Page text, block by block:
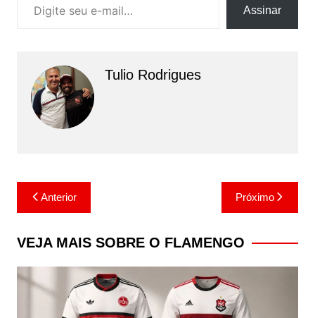
Assinar
Tulio Rodrigues
Navegação
de
Post
Anterior Próximo
VEJA MAIS SOBRE O FLAMENGO